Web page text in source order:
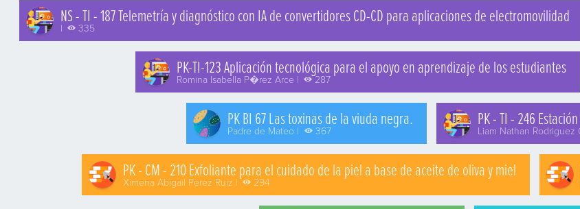
NS - TI - 187 Telemetría y diagnóstico con IA de convertidores CD-CD para aplicaciones de electromovilidad
| 335
PK-TI-123 Aplicación tecnológica para el apoyo en aprendizaje de los estudiantes
Romina Isabella P�rez Arce | 287
PK BI 67 Las toxinas de la viuda negra.
Padre de Mateo | 367
PK - TI - 246
Liam Nathan Rodriguez
PK - CM - 210 Exfoliante para el cuidado de la piel a base de aceite de oliva y miel
Ximena Abigail Perez Ruiz | 294